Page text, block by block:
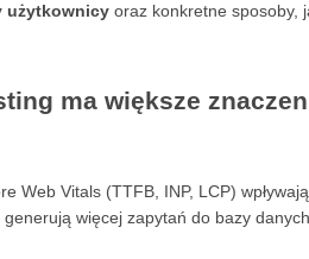
użytkownicy oraz konkretne sposoby,
ma większe
Web Vitals (TTFB, INP, LCP)
więcej zapytań do bazy danych.